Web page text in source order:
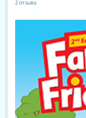
2 отзыва